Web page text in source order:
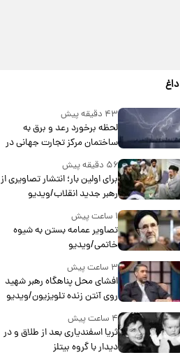
داغ
۴۳ دقیقه پیش
لحظه برخورد رعد و برق به
ساختمان مرکز تجارت جهانی در
آمریکا + فیلم
۵۶ دقیقه پیش
برای اولین بار؛ انتشار تصاویری از
رهبر جدید انقلاب/ویدیو
۱ ساعت پیش
تصاویر عمامه بستن به شیوه
خاتمی/ویدیو
۳ ساعت پیش
افشای محل پناهگاه‌ رهبر شهید
روی آنتن زنده تلویزیون/ویدیو
۴ ساعت پیش
ثریا اسفندیاری بعد از طلاق و در
دیدار با گروه بیتلز